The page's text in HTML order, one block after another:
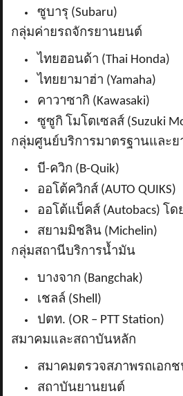
ซูบารุ (Subaru)
กลุ่มค่ายรถจักรยานยนต์
ไทยฮอนด้า (Thai Honda)
ไทยยามาฮ่า (Yamaha)
คาวาซากิ (Kawasaki)
ซูซูกิ โมโตเซลส์ (Suzuki
กลุ่มศูนย์บริการมาตรฐานและย
บี-ควิก (B-Quik)
ออโต้ควิกส์ (AUTO QUIKS)
ออโต้แบ็คส์ (Autobacs) โด
สยามมิชลิน (Michelin)
กลุ่มสถานีบริการน้ำมัน
บางจาก (Bangchak)
เชลล์ (Shell)
ปตท. (OR – PTT Station)
สมาคมและสถาบันหลัก
สมาคมตรวจสภาพรถเอก
สถาบันยานยนต์